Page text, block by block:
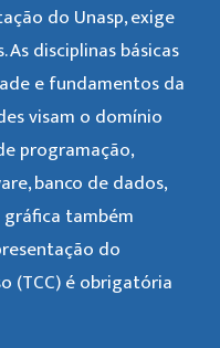
do Unasp, exige
disciplinas básicas
e fundamentos da
visam o domínio
programação,
banco de dados,
também
do
(TCC) é obrigatória